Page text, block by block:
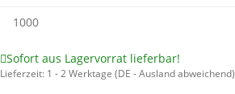
1000
Sofort aus Lagervorrat lieferbar!
Lieferzeit: 1 - 2 Werktage (DE - Ausland abweichend)